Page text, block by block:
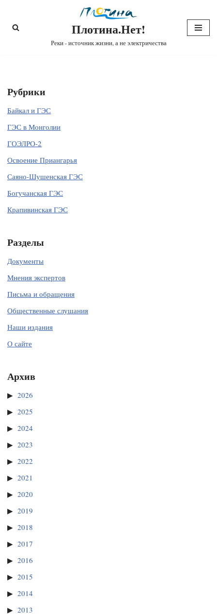
Перейти
Плотина.Нет!
Реки - источник жизни, а не электричества
Рубрики
Байкал и ГЭС
ГЭС в Монголии
ГОЭЛРО-2
Освоение Приангарья
Саяно-Шушенская ГЭС
Богучанская ГЭС
Крапивинская ГЭС
Разделы
Документы
Мнения экспертов
Письма и обращения
Общественные слушания
Наши издания
О сайте
Архив
2026
2025
2024
2023
2022
2021
2020
2019
2018
2017
2016
2015
2014
2013